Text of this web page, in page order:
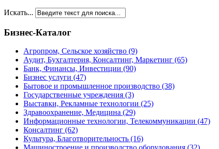
Искать...
Бизнес-Каталог
Агропром, Сельское хозяйство (9)
Аудит, Бухгалтерия, Консалтинг, Маркетинг (65)
Банк, Финансы, Инвестиции (90)
Бизнес услуги (47)
Бытовое и промышленное производство (38)
Государственные учреждения (3)
Выставки, Рекламные технологии (25)
Здравоохранение, Медицина (29)
Информационные технологии, Телекоммуникации (47)
Консалтинг (62)
Культура, Благотворительность (16)